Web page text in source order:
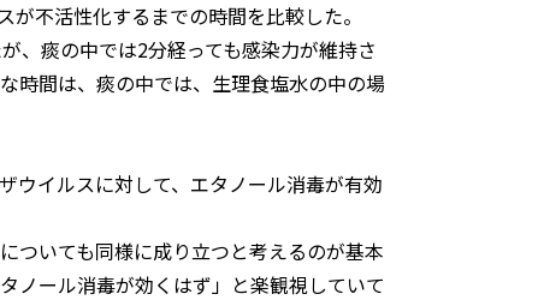
不活性化するまでの時間を比較した。
、痰の中では2分経っても感染力が維持さ
時間は、痰の中では、生理食塩水の中の場
ウイルスに対して、エタノール消毒が有効
ついても同様に成り立つと考えるのが基本
ノール消毒が効くはず」と楽観視していて